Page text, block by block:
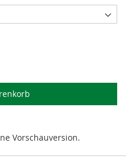
Vorschauversion.